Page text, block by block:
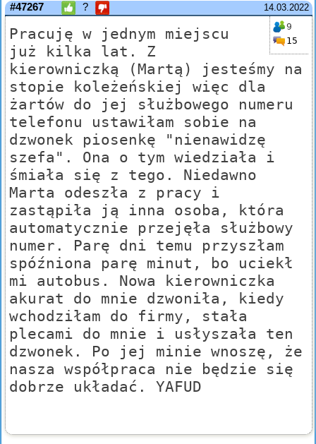
14.03.2022
#47267 ?
9
15
Pracuję w jednym miejscu
już kilka lat. Z
kierowniczką (Martą) jesteśmy na
stopie koleżeńskiej więc dla
żartów do jej służbowego numeru
telefonu ustawiłam sobie na
dzwonek piosenkę "nienawidzę
szefa". Ona o tym wiedziała i
śmiała się z tego. Niedawno
Marta odeszła z pracy i
zastąpiła ją inna osoba, która
automatycznie przejęła służbowy
numer. Parę dni temu przyszłam
spóźniona parę minut, bo uciekł
mi autobus. Nowa kierowniczka
akurat do mnie dzwoniła, kiedy
wchodziłam do firmy, stała
plecami do mnie i usłyszała ten
dzwonek. Po jej minie wnoszę, że
nasza współpraca nie będzie się
dobrze układać. YAFUD